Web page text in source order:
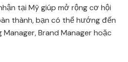
tại Mỹ giúp mở rộng cơ hội
thành, bạn có thể hướng đến
Brand Manager hoặc